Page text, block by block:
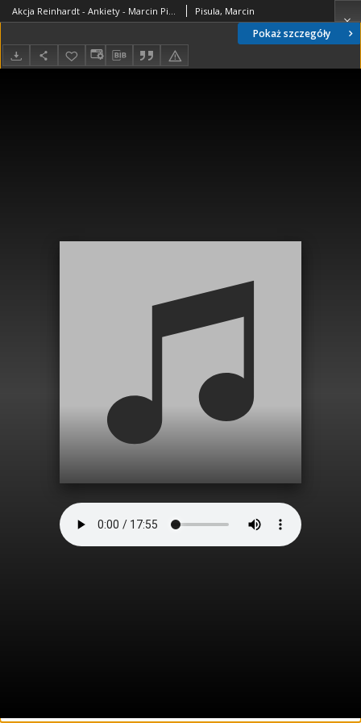
Pokaż szczegóły
Akcja Reinhardt - Ankiety - Marcin Pisula Pisula, Marcin